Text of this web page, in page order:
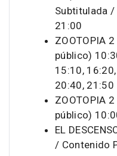
Subtitulada
21:00
ZOOTOPIA
público)
15:10,
20:40, 21:50
ZOOTOPIA
público)
EL
/ Contenido